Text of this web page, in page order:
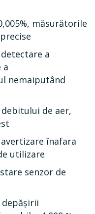
măsurătorile
a
a
nemaiputând
de aer,
înafara
utilizare
senzor de
depășirii